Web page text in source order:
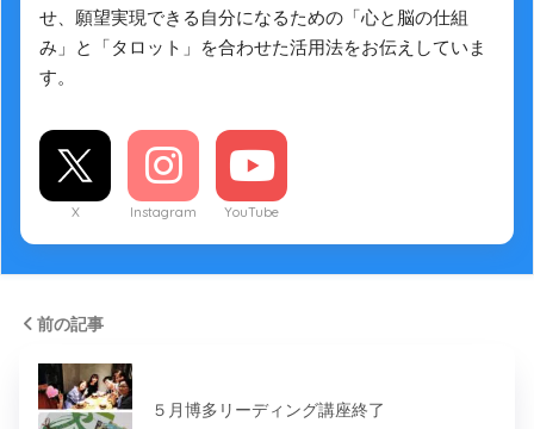
せ、願望実現できる自分になるための「心と脳の仕組
み」と「タロット」を合わせた活用法をお伝えしていま
す。
X Instagram YouTube
前の記事
５月博多リーディング講座終了